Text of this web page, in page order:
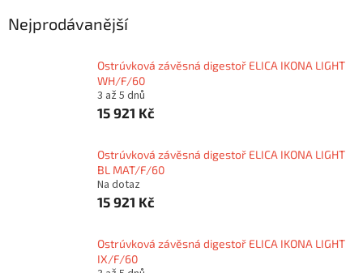
Nejprodávanější
Ostrúvková závěsná digestoř ELICA IKONA LIGHT
WH/F/60
3 až 5 dnů
15 921 Kč
Ostrúvková závěsná digestoř ELICA IKONA LIGHT
BL MAT/F/60
Na dotaz
15 921 Kč
Ostrúvková závěsná digestoř ELICA IKONA LIGHT
IX/F/60